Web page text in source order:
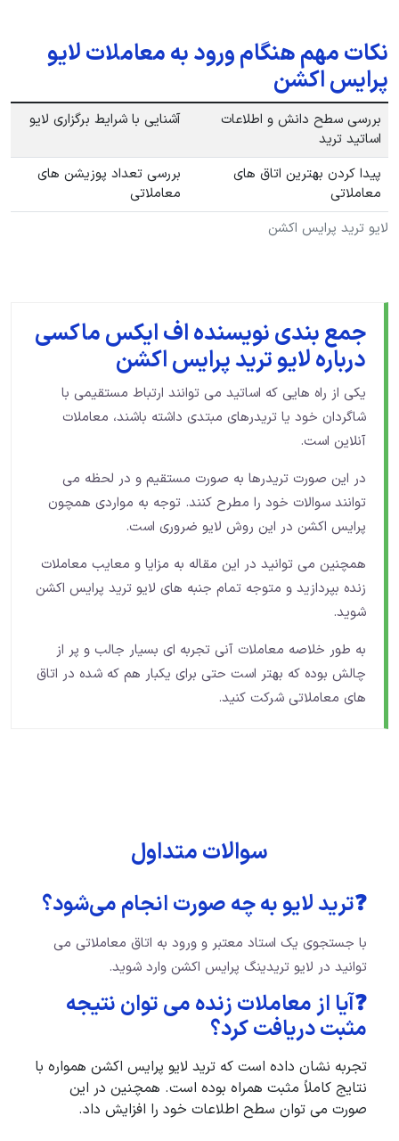
نکات مهم هنگام ورود به معاملات لایو
پرایس اکشن
لایو ترید پرایس اکشن
بررسی سطح دانش و اطلاعات
اساتید ترید
آشنایی با شرایط برگزاری لایو
پیدا کردن بهترین اتاق های
معاملاتی
بررسی تعداد پوزیشن های
معاملاتی
جمع بندی نویسنده اف ایکس ماکسی
درباره لایو ترید پرایس اکشن
یکی از راه هایی که اساتید می توانند ارتباط مستقیمی با
شاگردان خود یا تریدرهای مبتدی داشته باشند، معاملات
آنلاین است.
در این صورت تریدرها به صورت مستقیم و در لحظه می
توانند سوالات خود را مطرح کنند. توجه به مواردی همچون
پرایس اکشن در این روش لایو ضروری است.
همچنین می توانید در این مقاله به مزایا و معایب معاملات
زنده بپردازید و متوجه تمام جنبه های لایو ترید پرایس اکشن
شوید.
به طور خلاصه معاملات آنی تجربه ای بسیار جالب و پر از
چالش بوده که بهتر است حتی برای یکبار هم که شده در اتاق
های معاملاتی شرکت کنید.
سوالات متداول
❓ترید لایو به چه صورت انجام می‌شود؟
با جستجوی یک استاد معتبر و ورود به اتاق معاملاتی می
توانید در لایو تریدینگ پرایس اکشن وارد شوید.
❓آيا از معاملات زنده می توان نتیجه
مثبت دریافت کرد؟
تجربه نشان داده است که ترید لایو پرایس اکشن همواره با
نتایج کاملاً‌ مثبت همراه بوده است. همچنین در این
صورت می توان سطح اطلاعات خود را افزایش داد.